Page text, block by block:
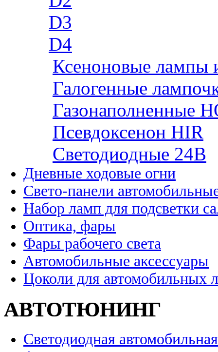
D3
D4
Ксеноновые лампы
Галогенные
Газонаполненные
Псевдоксенон HIR
Cветодиодные 24B
Дневные ходовые огни
Свето-панели
Набор ламп для подсветки
Оптика, фары
Фары рабочего света
Автомобильные аксессуары
Цоколи для автомобильных
АВТОТЮНИНГ
Светодиодная